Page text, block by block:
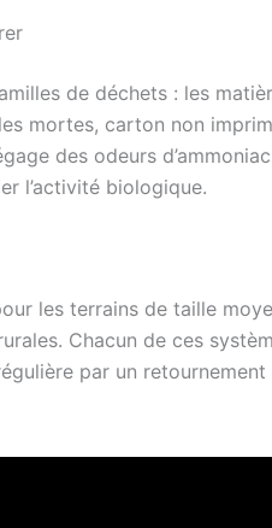
de déchets : les
mortes, carton non
des odeurs
l’activité biologique.
les terrains de taille
Chacun de ces
par un